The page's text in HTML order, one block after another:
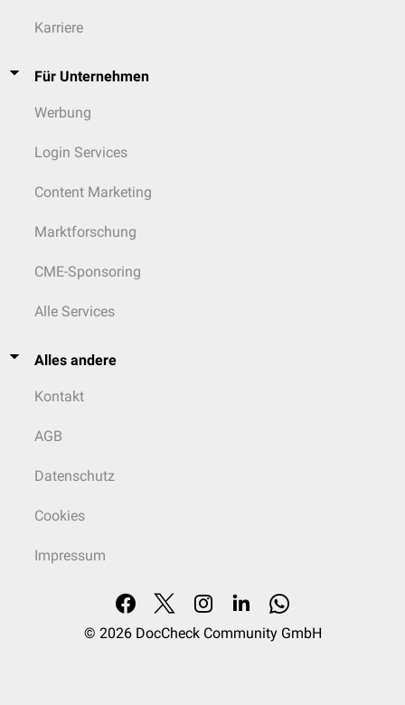
Karriere
Für Unternehmen
Werbung
Login Services
Content Marketing
Marktforschung
CME-Sponsoring
Alle Services
Alles andere
Kontakt
AGB
Datenschutz
Cookies
Impressum
© 2026 DocCheck Community GmbH